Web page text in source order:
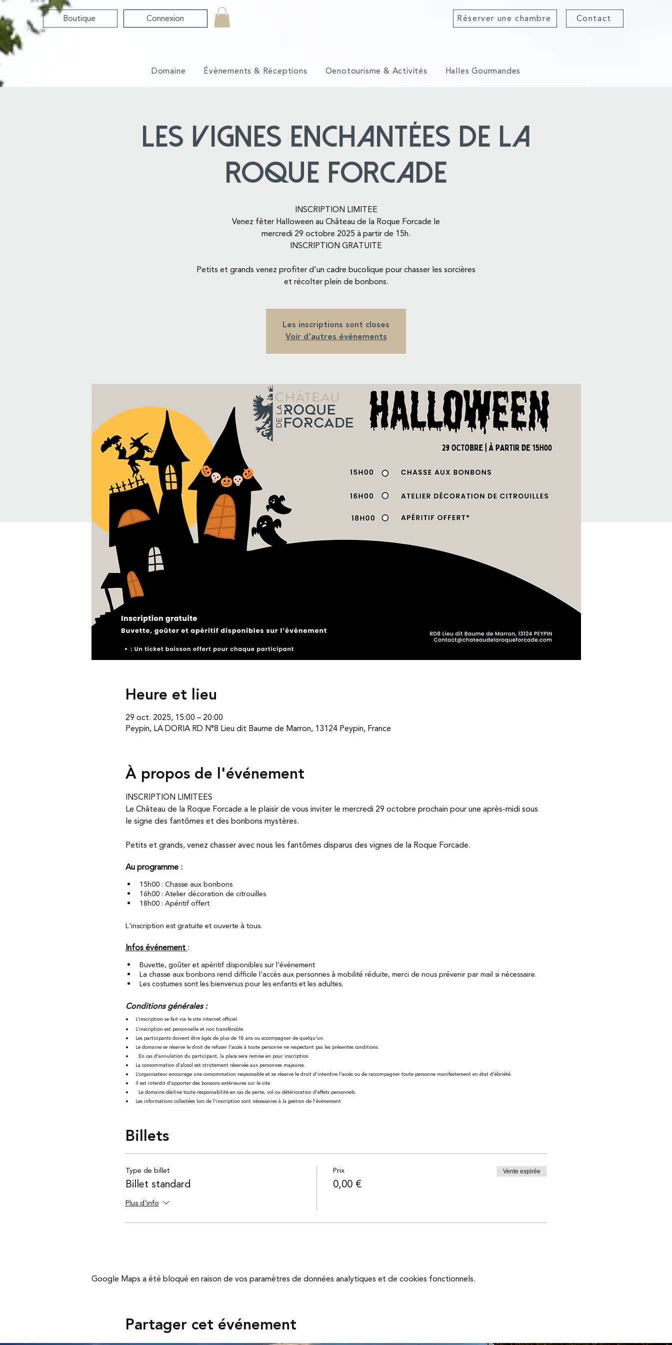
Boutique Connexion Réserver une chambre Contact
Domaine Évènements & Réceptions Oenotourisme & Activités Halles Gourmandes
Les vignes enchantées de la
Roque Forcade
INSCRIPTION LIMITEE
Venez fêter Halloween au Château de la Roque Forcade le
mercredi 29 octobre 2025 à partir de 15h.
INSCRIPTION GRATUITE
Petits et grands venez profiter d'un cadre bucolique pour chasser les sorcières
et récolter plein de bonbons.
Les inscriptions sont closes
Voir d'autres événements
Heure et lieu
29 oct. 2025, 15:00 – 20:00
Peypin, LA DORIA RD N°8 Lieu dit Baume de Marron, 13124 Peypin, France
À propos de l'événement
INSCRIPTION LIMITEES
Le Château de la Roque Forcade a le plaisir de vous inviter le mercredi 29 octobre prochain pour une après-midi sous
le signe des fantômes et des bonbons mystères.
Petits et grands, venez chasser avec nous les fantômes disparus des vignes de la Roque Forcade.
Au programme :
15h00 : Chasse aux bonbons
16h00 : Atelier décoration de citrouilles
18h00 : Apéritif offert
L'inscription est gratuite et ouverte à tous.
Infos événement :
Buvette, goûter et apéritif disponibles sur l’événement
La chasse aux bonbons rend difficile l'accès aux personnes à mobilité réduite, merci de nous prévenir par mail si nécessaire.
Les costumes sont les bienvenus pour les enfants et les adultes.
Conditions générales :
L’inscription se fait via le site internet officiel.
L’inscription est personnelle et non transférable.
Les participants doivent être âgés de plus de 18 ans ou accompagner de quelqu'un.
Le domaine se réserve le droit de refuser l’accès à toute personne ne respectant pas les présentes conditions.
En cas d’annulation du participant, la place sera remise en pour inscription.
La consommation d’alcool est strictement réservée aux personnes majeures.
L’organisateur encourage une consommation responsable et se réserve le droit d’interdire l’accès ou de raccompagner toute personne manifestement en état d’ébriété.
Il est interdit d’apporter des boissons extérieures sur le site.
Le domaine décline toute responsabilité en cas de perte, vol ou détérioration d’effets personnels.
Les informations collectées lors de l’inscription sont nécessaires à la gestion de l’événement
Billets
Type de billet
Billet standard
Plus d'info
Prix
0,00 €
Vente expirée
Google Maps a été bloqué en raison de vos paramètres de données analytiques et de cookies fonctionnels.
Partager cet événement